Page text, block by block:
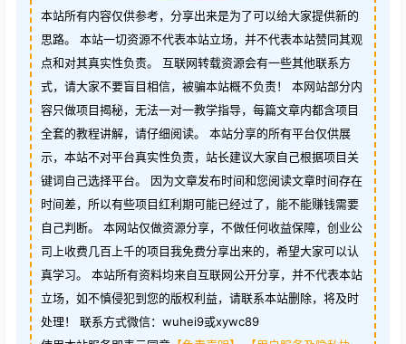
本站所有内容仅供参考，分享出来是为了可以给大家提供新的
思路。 本站一切资源不代表本站立场，并不代表本站赞同其观
点和对其真实性负责。 互联网转载资源会有一些其他联系方
式，请大家不要盲目相信，被骗本站概不负责！ 本网站部分内
容只做项目揭秘，无法一对一教学指导，每篇文章内都含项目
全套的教程讲解，请仔细阅读。 本站分享的所有平台仅供展
示，本站不对平台真实性负责，站长建议大家自己根据项目关
键词自己选择平台。 因为文章发布时间和您阅读文章时间存在
时间差，所以有些项目红利期可能已经过了，能不能赚钱需要
自己判断。 本网站仅做资源分享，不做任何收益保障，创业公
司上收费几百上千的项目我免费分享出来的，希望大家可以认
真学习。 本站所有资料均来自互联网公开分享，并不代表本站
立场，如不慎侵犯到您的版权利益，请联系本站删除，将及时
处理！ 联系方式微信：wuhei9或xywc89